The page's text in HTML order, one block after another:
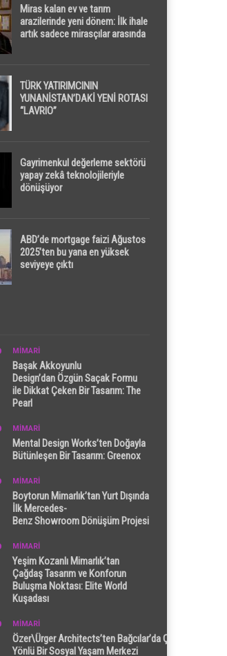
Miras kalan ev ve tarım
arazilerinde yeni dönem: İlk ihale
artık sadece mirasçılar arasında
TÜRK YATIRIMCININ
YUNANİSTAN’DAKİ YENİ ROTASI
“LAVRIO”
Gayrimenkul değerleme sektörü
yapay zekâ teknolojileriyle
dönüşüyor
ABD’de mortgage faizi Ağustos
2025’ten bu yana en yüksek
seviyeye çıktı
MİMARİ
Başak Akkoyunlu
Design’dan Özgün Saçak Formu
ile Dikkat Çeken Bir Tasarım: The
Pearl
MİMARİ
Mental Design Works’ten Doğayla
Bütünleşen Bir Tasarım: Greenox
MİMARİ
Boytorun Mimarlık’tan Yurt Dışında
İlk Mercedes-
Benz Showroom Dönüşüm Projesi
MİMARİ
Yeşim Kozanlı Mimarlık’tan
Çağdaş Tasarım ve Konforun
Buluşma Noktası: Elite World
Kuşadası
MİMARİ
Özer\Ürger Architects’ten Bağcılar’da Çok
Yönlü Bir Sosyal Yaşam Merkezi